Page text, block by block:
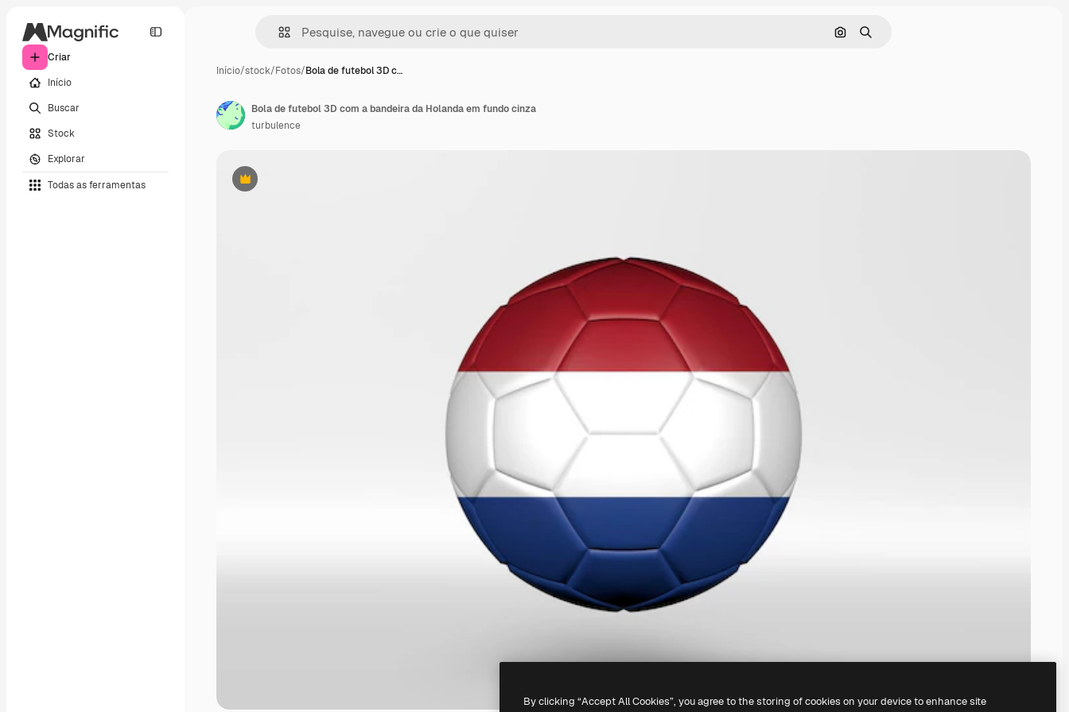
Criar
Início
Buscar
Stock
Explorar
Todas as ferramentas
Pesquisar por imagem
Buscar
Início/stock/Fotos/Bola de futebol 3D c…
Premium
Bola de futebol 3D com a bandeira da Holanda em fundo cinza
turbulence
By clicking “Accept All Cookies”, you agree to the storing of cookies on your device to enhance site